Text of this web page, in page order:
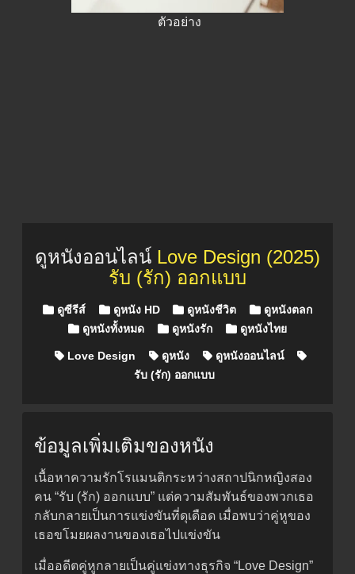
ตัวอย่าง
ดูหนังออนไลน์ Love Design (2025)
รับ (รัก) ออกแบบ
Posted in
ดูซีรีส์ ดูหนัง HD ดูหนังชีวิต
ดูหนังตลก
ดูหนังทั้งหมด
ดูหนังรัก ดูหนังไทย
Love Design ดูหนัง
ดูหนังออนไลน์
รับ (รัก) ออกแบบ
ข้อมูลเพิ่มเติมของหนัง
เนื้อหาความรักโรแมนติกระหว่างสถาปนิกหญิงสอง
คน “รับ (รัก) ออกแบบ” แต่ความสัมพันธ์ของพวกเธอ
กลับกลายเป็นการแข่งขันที่ดุเดือด เมื่อพบว่าคู่หูของ
เธอขโมยผลงานของเธอไปแข่งขัน
เมื่ออดีตคู่หูกลายเป็นคู่แข่งทางธุรกิจ “Love Design”